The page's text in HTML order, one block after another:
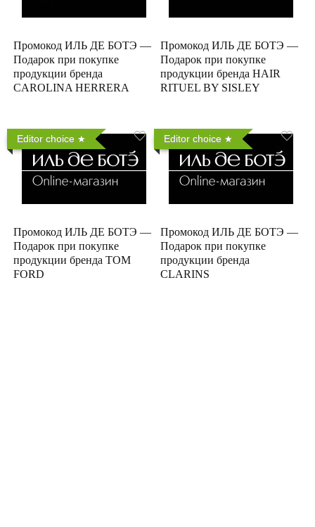
Промокод ИЛЬ ДЕ БОТЭ —
Подарок при покупке
продукции бренда
CAROLINA HERRERA
Промокод ИЛЬ ДЕ БОТЭ —
Подарок при покупке
продукции бренда HAIR
RITUEL BY SISLEY
Editor choice
Промокод ИЛЬ ДЕ БОТЭ —
Подарок при покупке
продукции бренда TOM
FORD
Editor choice
Промокод ИЛЬ ДЕ БОТЭ —
Подарок при покупке
продукции бренда
CLARINS